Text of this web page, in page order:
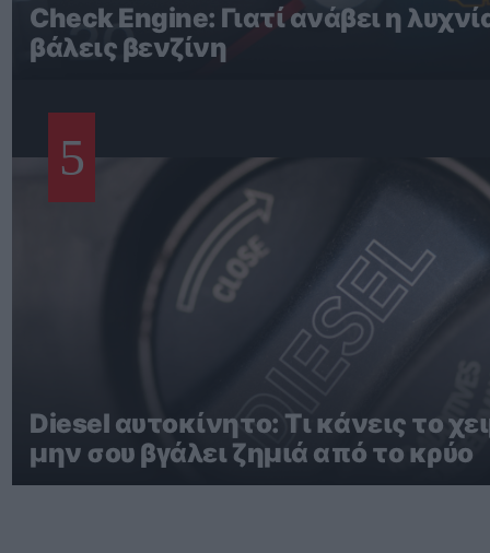
Check Engine: Γιατί ανάβει η
βάλεις βενζίνη
5
Diesel αυτοκίνητο: Τι κάνεις το
μην σου βγάλει ζημιά από το κρύο